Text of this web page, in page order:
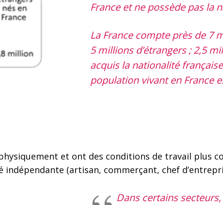
France et ne possède pas la
La France compte près de 7
5 millions d’étrangers ; 2,5
acquis la nationalité française
population vivant en France
et ont des conditions de travail plus
(artisan, commerçant, chef
Dans certains